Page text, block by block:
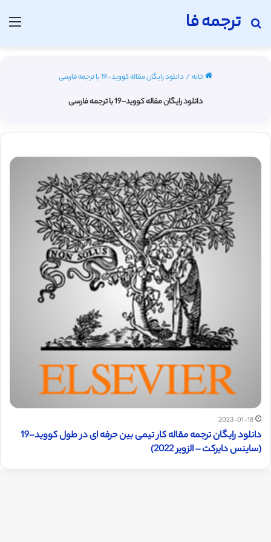
ترجمه فا
جستجو برای
خانه/ دانلود رایگان مقاله کووید-19 با ترجمه فارسی
دانلود رایگان مقاله کووید-19 با ترجمه فارسی
2023-01-18
دانلود رایگان ترجمه مقاله کار تیمی بین حرفه ای در طول کووید-19
(ساینس دایرکت – الزویر 2022)